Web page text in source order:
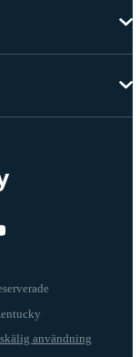
användning